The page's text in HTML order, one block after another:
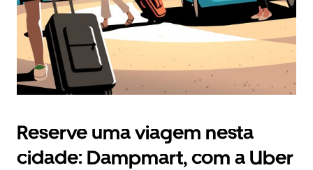
Reserve uma viagem nesta
cidade: Dampmart, com a Uber